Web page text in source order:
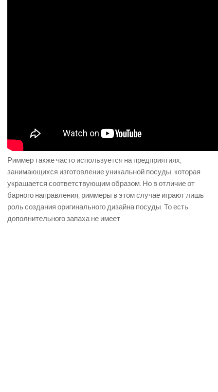
Риммер также часто используется на предприятиях,
занимающихся изготовление уникальной посуды, которая
украшается соответствующим образом. Но в отличие от
барного направления, риммеры в этом случае играют лишь
роль создания оригинального дизайна посуды. То есть
дополнительного запаха не имеет.